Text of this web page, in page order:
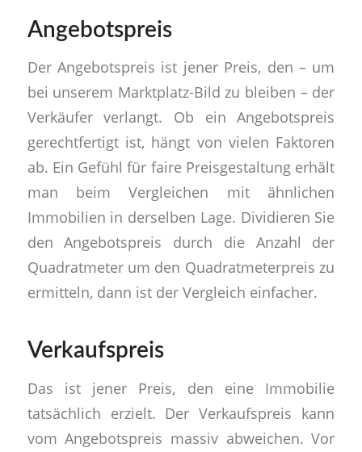
Angebotspreis
Der Angebotspreis ist jener Preis, den – um
bei unserem Marktplatz-Bild zu bleiben – der
Verkäufer verlangt. Ob ein Angebotspreis
gerechtfertigt ist, hängt von vielen Faktoren
ab. Ein Gefühl für faire Preisgestaltung erhält
man beim Vergleichen mit ähnlichen
Immobilien in derselben Lage. Dividieren Sie
den Angebotspreis durch die Anzahl der
Quadratmeter um den Quadratmeterpreis zu
ermitteln, dann ist der Vergleich einfacher.
Verkaufspreis
Das ist jener Preis, den eine Immobilie
tatsächlich erzielt. Der Verkaufspreis kann
vom Angebotspreis massiv abweichen. Vor